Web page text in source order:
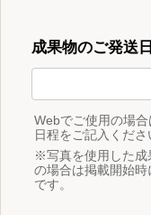
成果物のご発送
Webでご使用の場
日程をご記入くださ
※写真を使用した成
の場合は掲載開始
です。